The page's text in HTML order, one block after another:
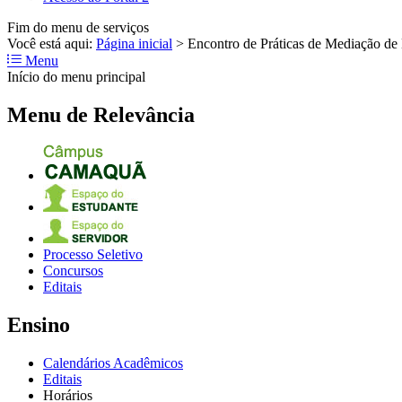
Fim do menu de serviços
Você está aqui: Página inicial > Encontro de Práticas de Mediação
Menu
Início do menu principal
Menu de Relevância
Processo Seletivo
Concursos
Editais
Ensino
Calendários Acadêmicos
Editais
Horários